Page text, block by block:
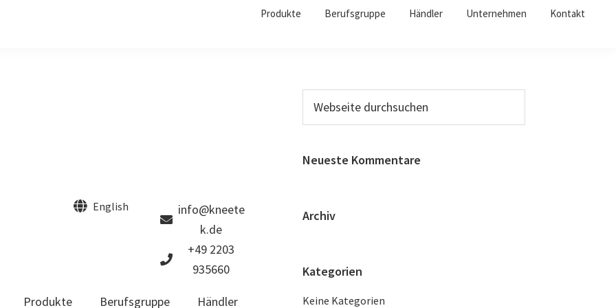
Produkte Berufsgruppe Händler Unternehmen Kontakt
English
info@kneete
k.de
+49 2203
935660
Produkte Berufsgruppe
Händler
Neueste Kommentare
Archiv
Kategorien
Keine Kategorien